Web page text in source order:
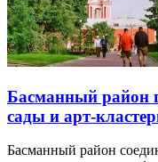
Басманный район
сады и арт-
Басманный район